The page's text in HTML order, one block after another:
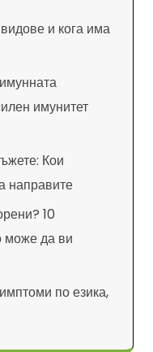
и кога има
имунитет
Кои
направите
10
може да ви
по езика,